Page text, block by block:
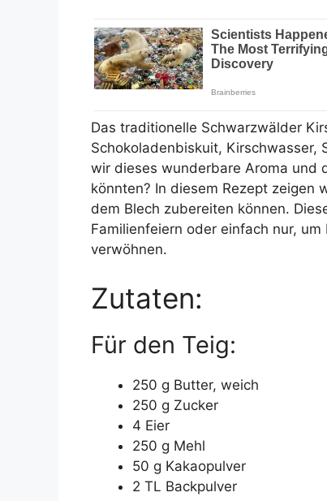
Das traditionelle Schwarzwälder
Schokoladenbiskuit, Kirschwasser,
wir dieses wunderbare Aroma und
könnten? In diesem Rezept zeigen
dem Blech zubereiten können.
Familienfeiern oder einfach nur,
verwöhnen.
Zutaten:
Für den Teig:
250 g Butter, weich
250 g Zucker
4 Eier
250 g Mehl
50 g Kakaopulver
2 TL Backpulver